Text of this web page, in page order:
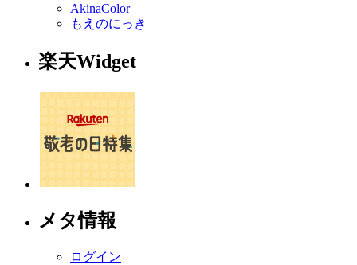
AkinaColor
もえのにっき
楽天Widget
メタ情報
ログイン